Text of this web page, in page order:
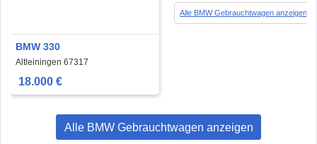
BMW 330
Altleiningen 67317
18.000 €
Alle BMW Gebrauchtwagen anzeigen
Alle BMW Gebrauchtwagen anzeigen